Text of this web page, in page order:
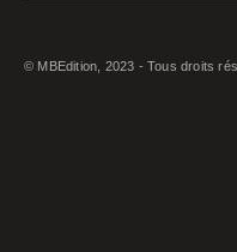
© MBEdition, 2023 - Tous droits